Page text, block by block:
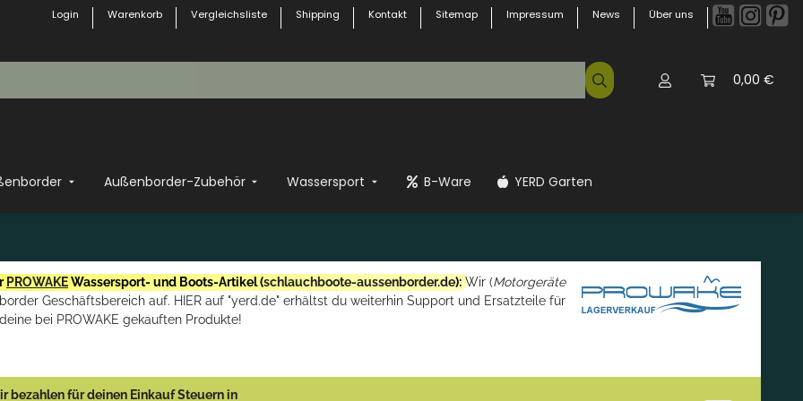
Login Warenkorb Vergleichsliste Shipping Kontakt Sitemap Impressum News Über uns
0,00 €
Außenborder-Zubehör Wassersport B-Ware YERD Garten
PROWAKEWassersport- und Boots-Artikel (schlauchboote-aussenborder.de): Wir (Motorgeräte
Geschäftsbereich auf. HIER auf "yerd.de" erhältst du weiterhin Support und Ersatzteile für
deine bei PROWAKE gekauften Produkte!
bezahlen für deinen Einkauf Steuern in